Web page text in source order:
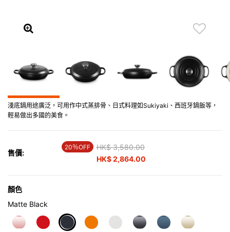
淺底鍋用途廣泛，可用作中式蒸排骨、日式料理如Sukiyaki、西班牙鍋飯等，
輕易做出多國的美食。
售價:
20％OFF Price reduced from
HK$ 3,580.00to
HK$ 2,864.00
顏色
Matte Black